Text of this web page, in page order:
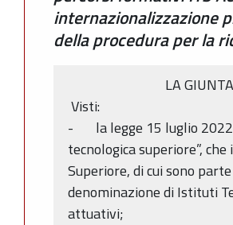
internazionalizzazione
della procedura per la
LA
Visti:
- la legge 15 luglio 2022,
tecnologica superiore”,
Superiore, di cui sono
denominazione di Istituti
attuativi;